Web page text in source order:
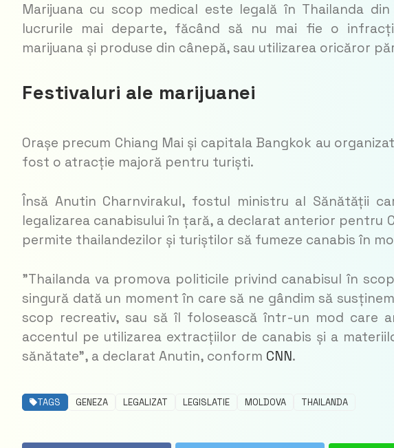
Marijuana cu scop medical este legală în Thailanda
lucrurile mai departe, făcând să nu mai fie o
marijuana și produse din cânepă, sau utilizarea oricăror
Festivaluri ale marijuanei
Orașe precum Chiang Mai și capitala Bangkok au
fost o atracție majoră pentru turiști.
Însă Anutin Charnvirakul, fostul ministru al Sănătății
legalizarea canabisului în țară, a declarat anterior pentru
permite thailandezilor și turiștilor să fumeze canabis în
”Thailanda va promova politicile privind canabisul în
singură dată un moment în care să ne gândim să
scop recreativ, sau să îl folosească într-un mod care
accentul pe utilizarea extracțiilor de canabis și a
sănătate”, a declarat Anutin, conform CNN.
TAGS GENEZA LEGALIZAT LEGISLATIE MOLDOVA THAILANDA